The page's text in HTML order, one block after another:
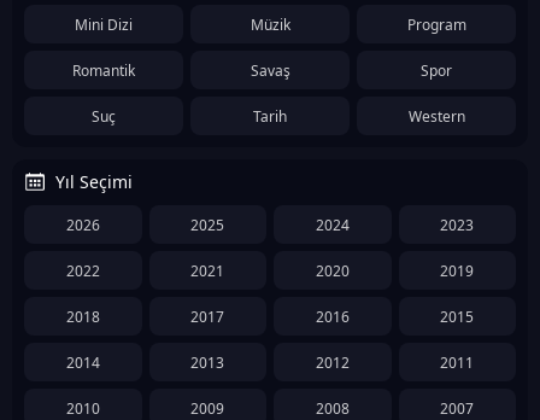
Mini Dizi Müzik Program
Romantik Savaş Spor
Suç Tarih Western
Yıl Seçimi
2026 2025 2024 2023
2022 2021 2020 2019
2018 2017 2016 2015
2014 2013 2012 2011
2010 2009 2008 2007